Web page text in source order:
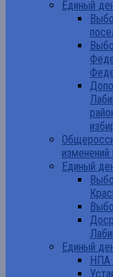
Единый
Единый
Единый
НПА